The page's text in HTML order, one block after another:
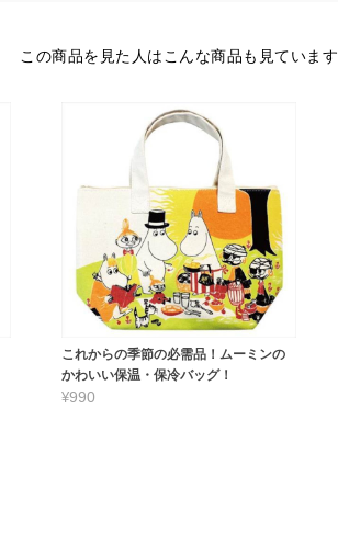
この商品を見た人はこんな商品も見ています
これからの季節の必需品！ムーミンの
かわいい保温・保冷バッグ！
¥990